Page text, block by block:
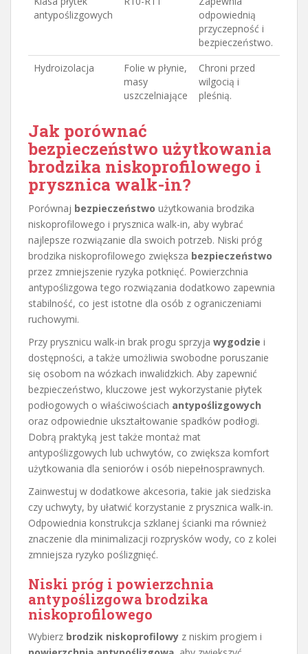
antypoślizgowych
odpowiednią
przyczepność i
bezpieczeństwo.
Hydroizolacja
Folie w płynie,
masy
uszczelniające
Chroni przed
wilgocią i
pleśnią.
Jak porównać
bezpieczeństwo użytkowania
brodzika niskoprofilowego i
prysznica walk-in?
Porównaj bezpieczeństwo użytkowania brodzika
niskoprofilowego i prysznica walk-in, aby wybrać
najlepsze rozwiązanie dla swoich potrzeb. Niski próg
brodzika niskoprofilowego zwiększa bezpieczeństwo
przez zmniejszenie ryzyka potknięć. Powierzchnia
antypoślizgowa tego rozwiązania dodatkowo zapewnia
stabilność, co jest istotne dla osób z ograniczeniami
ruchowymi.
Przy prysznicu walk-in brak progu sprzyja wygodzie i
dostępności, a także umożliwia swobodne poruszanie
się osobom na wózkach inwalidzkich. Aby zapewnić
bezpieczeństwo, kluczowe jest wykorzystanie płytek
podłogowych o właściwościach antypoślizgowych
oraz odpowiednie ukształtowanie spadków podłogi.
Dobrą praktyką jest także montaż mat
antypoślizgowych lub uchwytów, co zwiększa komfort
użytkowania dla seniorów i osób niepełnosprawnych.
Zainwestuj w dodatkowe akcesoria, takie jak siedziska
czy uchwyty, by ułatwić korzystanie z prysznica walk-in.
Odpowiednia konstrukcja szklanej ścianki ma również
znaczenie dla minimalizacji rozprysków wody, co z kolei
zmniejsza ryzyko poślizgnięć.
Niski próg i powierzchnia
antypoślizgowa brodzika
niskoprofilowego
Wybierz brodzik niskoprofilowy z niskim progiem i